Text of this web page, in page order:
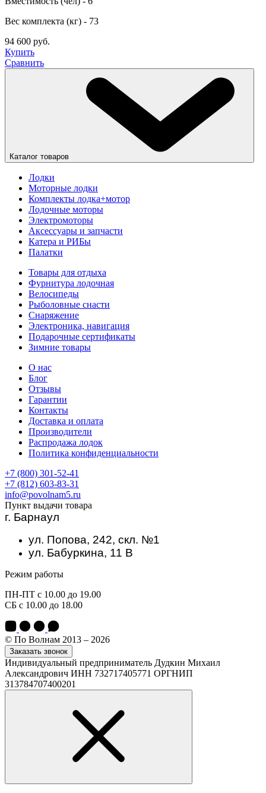
Вес комплекта (кг) - 73
94 600 руб.
Купить
Сравнить
Каталог товаров
Лодки
Моторные лодки
Комплекты лодка+мотор
Лодочные моторы
Электромоторы
Аксессуары и запчасти
Катера и РИБы
Палатки
Товары для отдыха
Фурнитура лодочная
Велосипеды
Рыболовные снасти
Снаряжение
Электроника, навигация
Подарочные сертификаты
Зимние товары
О нас
Блог
Отзывы
Гарантии
Контакты
Доставка и оплата
Производители
Распродажа лодок
Политика конфиденциальности
+7 (800) 301-52-41
+7 (812) 603-83-31
info@povolnam5.ru
Пункт выдачи товара
г. Барнаул
ул. Попова, 242, скл. №1
ул. Бабуркина, 11 В
Режим работы
ПН-ПТ с 10.00 до 19.00
СБ с 10.00 до 18.00
© По Волнам 2013 – 2026
Заказать звонок
Индивидуальный предприниматель Дудкин Михаил
Александрович ИНН 732717405771 ОРГНИП
313784707400201